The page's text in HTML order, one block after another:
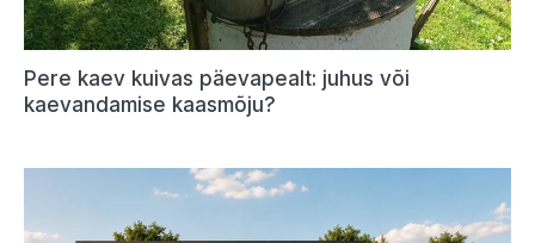
Pere kaev kuivas päevapealt: juhus või
kaevandamise kaasmõju?